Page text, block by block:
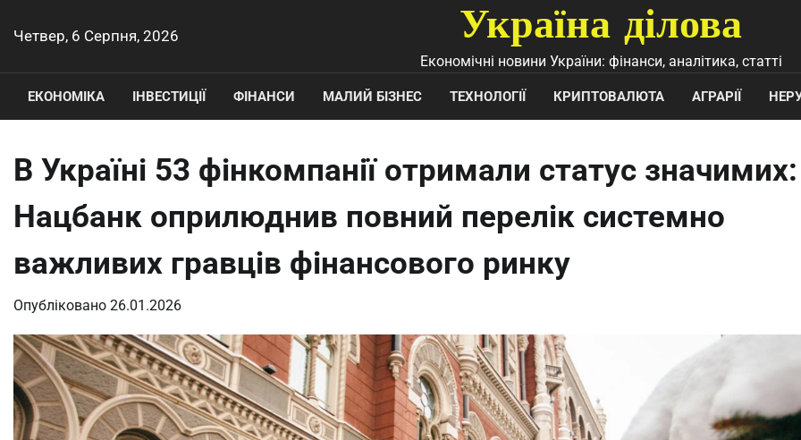
доЧетвер, 6 Серпня, 2026 Україна ділова
Економічні новини України: фінанси, аналітика, статті
ЕКОНОМІКА ІНВЕСТИЦІЇ ФІНАНСИ МАЛИЙ БІЗНЕС ТЕХНОЛОГІЇ КРИПТОВАЛЮТА АГРАРІЇ
В Україні 53 фінкомпанії отримали статус значимих:
Нацбанк оприлюднив повний перелік системно
важливих гравців фінансового ринку
Опубліковано 26.01.2026